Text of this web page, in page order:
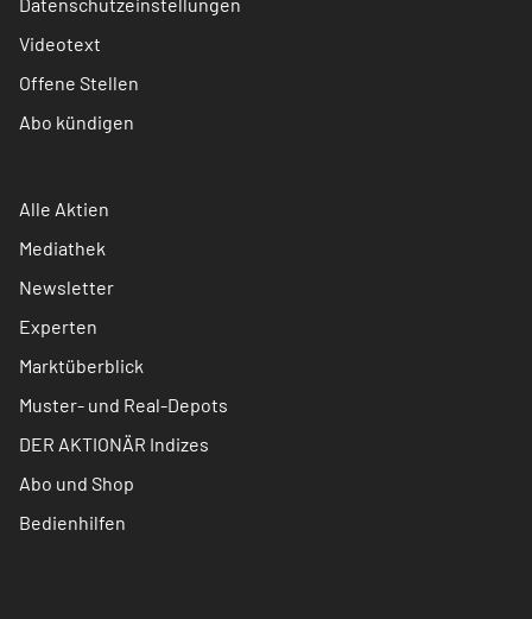
Videotext
Offene Stellen
Abo kündigen
Alle Aktien
Mediathek
Newsletter
Experten
Marktüberblick
Muster- und Real-Depots
DER AKTIONÄR Indizes
Abo und Shop
Bedienhilfen